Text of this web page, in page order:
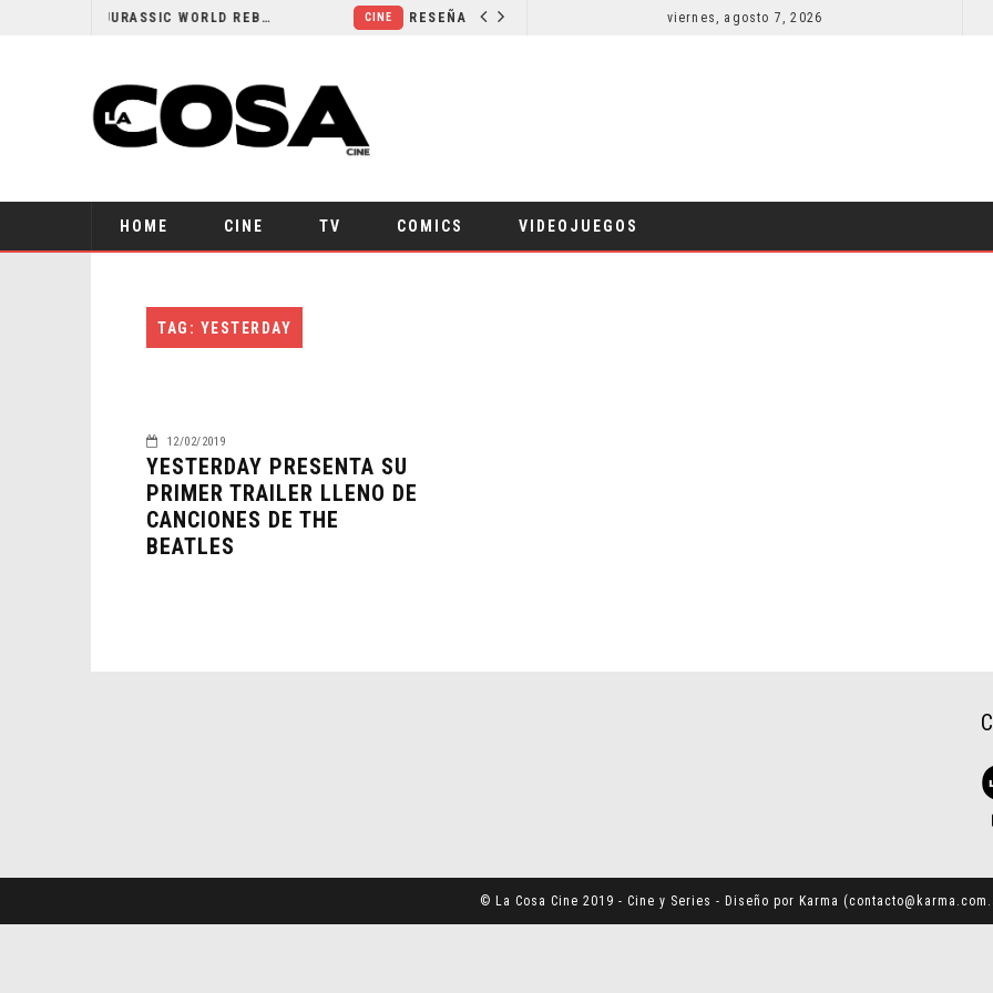
SECUELA DE JURASSIC WORLD REBIRTH PIERDE DIRECTOR CINE
viernes, agosto 7, 2026
HOME CINE TV COMICS VIDEOJUEGOS
TAG: YESTERDAY
12/02/2019
YESTERDAY PRESENTA SU
PRIMER TRAILER LLENO DE
CANCIONES DE THE
BEATLES
© La Cosa Cine 2019 - Cine y Series - Diseño por Karma (